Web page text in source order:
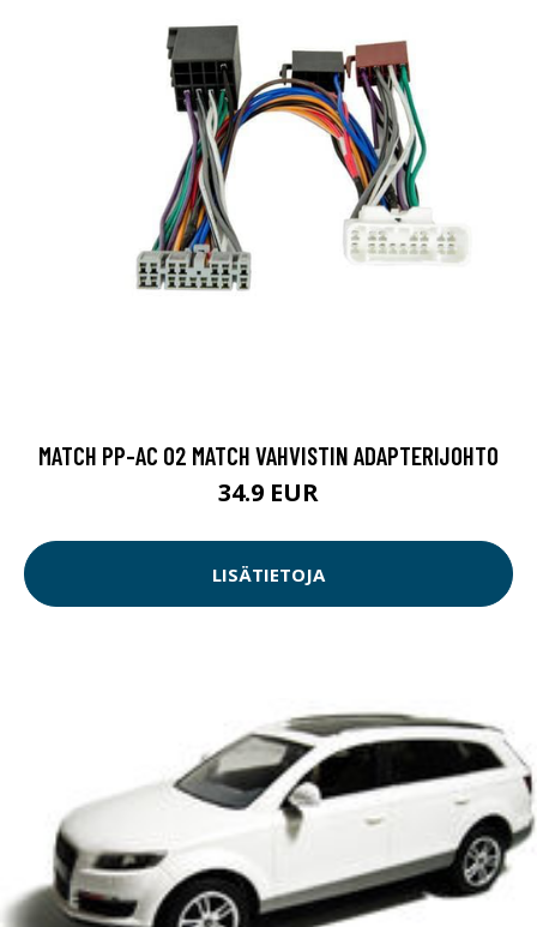
MATCH PP-AC 02 MATCH VAHVISTIN ADAPTERIJOHTO
34.9 EUR
LISÄTIETOJA